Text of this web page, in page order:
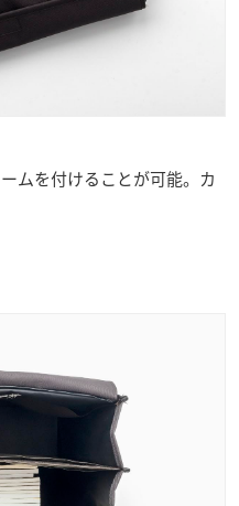
ムを付けることが可能。カ